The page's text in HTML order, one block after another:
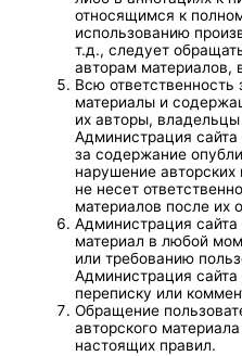
относящимся к
использованию
т.д., следует
авторам материалов,
Всю ответственность
материалы и
их авторы, владельцы
Администрация сайта
за содержание
нарушение
не несет
материалов после их
Администрация сайта
материал в любой
или требованию
Администрация сайта
переписку или
Обращение
авторского
настоящих правил.